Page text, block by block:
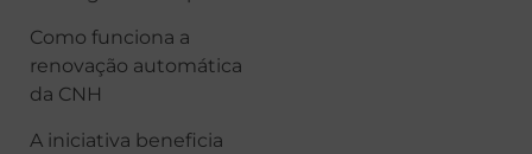
Como funciona a
renovação automática
da CNH
A iniciativa beneficia